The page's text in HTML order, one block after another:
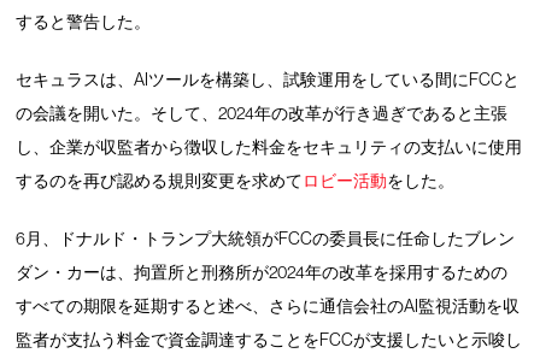
すると警告した。
セキュラスは、AIツールを構築し、試験運用をしている間にFCCと
の会議を開いた。そして、2024年の改革が行き過ぎであると主張
し、企業が収監者から徴収した料金をセキュリティの支払いに使用
するのを再び認める規則変更を求めてロビー活動をした。
6月、ドナルド・トランプ大統領がFCCの委員長に任命したブレン
ダン・カーは、拘置所と刑務所が2024年の改革を採用するための
すべての期限を延期すると述べ、さらに通信会社のAI監視活動を収
監者が支払う料金で資金調達することをFCCが支援したいと示唆し